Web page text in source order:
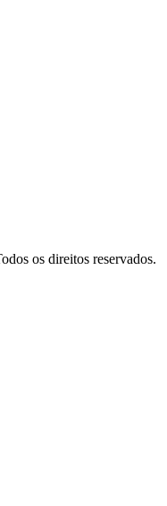
os direitos reservados.